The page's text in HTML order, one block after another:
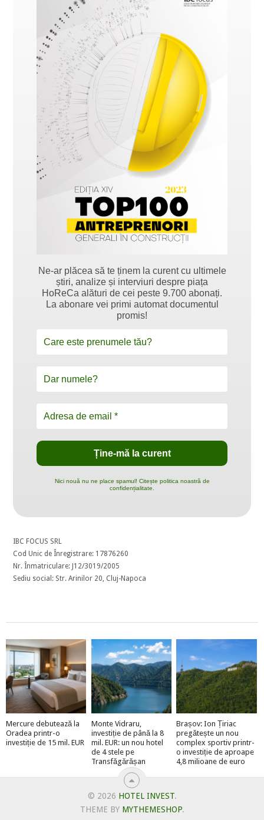
Ne-ar plăcea să te ținem la curent cu ultimele
știri, analize și interviuri despre piața
HoReCa alături de cei peste 9.700 abonați.
La abonare vei primi automat documentul
promis!
Nici nouă nu ne place spamul! Citește politica noastră de
confidențialitate.
IBC FOCUS SRL
Cod Unic de Înregistrare: 17876260
Nr. Înmatriculare: J12/3019/2005
Sediu social: Str. Arinilor 20, Cluj-Napoca
Mercure debutează la
Oradea printr-o
investiție de 15 mil. EUR
Monte Vidraru,
investiție de până la 8
mil. EUR: un nou hotel
de 4 stele pe
Transfăgărășan
Brașov: Ion Țiriac
pregătește un nou
complex sportiv printr-
o investiție de aproape
4,8 milioane de euro
© 2026 HOTEL INVEST.
THEME BY MYTHEMESHOP.